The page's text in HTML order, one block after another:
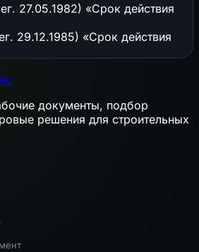
27.05.1982) «Срок действия
29.12.1985) «Срок действия
документы, подбор
решения для строительных